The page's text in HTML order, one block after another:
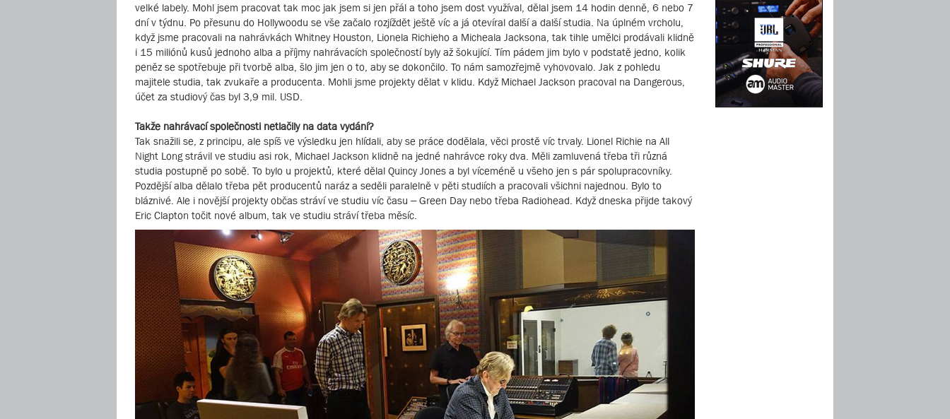
velké labely. Mohl jsem pracovat tak moc jak jsem si jen přál a toho jsem dost využíval, dělal jsem 14 hodin denně, 6 nebo 7
dní v týdnu. Po přesunu do Hollywoodu se vše začalo rozjíždět ještě víc a já otevíral další a další studia. Na úplném vrcholu,
když jsme pracovali na nahrávkách Whitney Houston, Lionela Richieho a Micheala Jacksona, tak tihle umělci prodávali klidně
i 15 miliónů kusů jednoho alba a příjmy nahrávacích společností byly až šokující. Tím pádem jim bylo v podstatě jedno, kolik
peněz se spotřebuje při tvorbě alba, šlo jim jen o to, aby se dokončilo. To nám samozřejmě vyhovovalo. Jak z pohledu
majitele studia, tak zvukaře a producenta. Mohli jsme projekty dělat v klidu. Když Michael Jackson pracoval na Dangerous,
účet za studiový čas byl 3,9 mil. USD.
Takže nahrávací společnosti netlačily na data vydání?
Tak snažili se, z principu, ale spíš ve výsledku jen hlídali, aby se práce dodělala, věci prostě víc trvaly. Lionel Richie na All
Night Long strávil ve studiu asi rok, Michael Jackson klidně na jedné nahrávce roky dva. Měli zamluvená třeba tři různá
studia postupně po sobě. To bylo u projektů, které dělal Quincy Jones a byl víceméně u všeho jen s pár spolupracovníky.
Pozdější alba dělalo třeba pět producentů naráz a seděli paralelně v pěti studiích a pracovali všichni najednou. Bylo to
bláznivé. Ale i novější projekty občas stráví ve studiu víc času – Green Day nebo třeba Radiohead. Když dneska přijde takový
Eric Clapton točit nové album, tak ve studiu stráví třeba měsíc.